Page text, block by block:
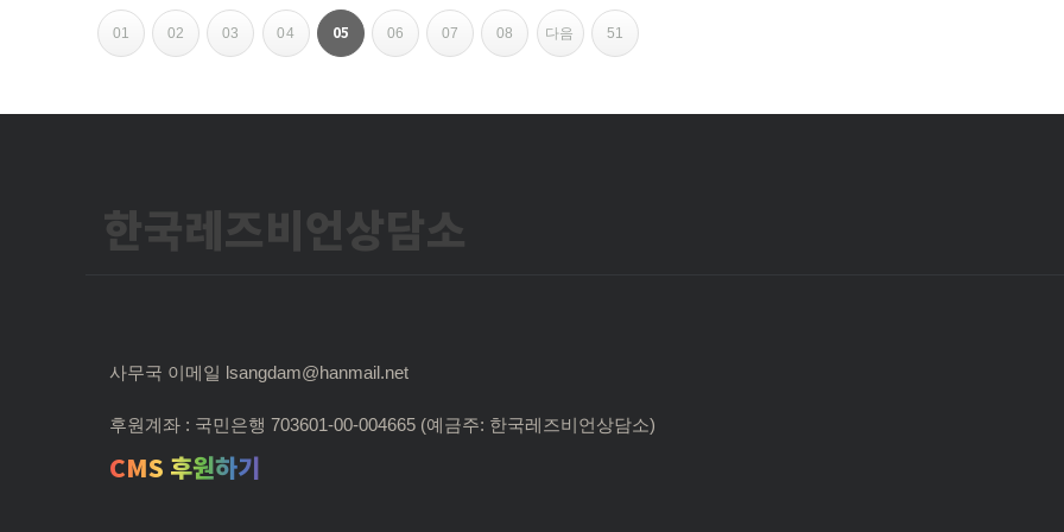
페
비
션
01 02 03 04 05 06 07 08 다음 51
한국레즈비언상담소
사무국 이메일 lsangdam@hanmail.net
후원계좌 : 국민은행 703601-00-004665 (예금주: 한국레즈비언상담소)
CMS 후원하기